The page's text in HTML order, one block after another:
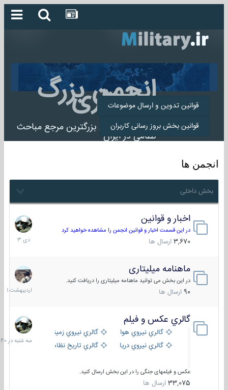
انجمن بزرگ
میلیتاری
انجمن میلیتاری بزرگترین مرجع مباحث
نظامی در ایران
قوانین تدوین و ارسال موضوعات
قوانین بخش بروز رسانی کاربران
انجمن ها
بخش داخلی
اخبار و قوانین
در این قسمت اخبار و قوانین انجمن را مشاهده خواهید کرد
3,670 ارسال ها
22
دی
1403
ماهنامه میلیتاری
در این بخش می توانید ماهنامه میلیتاری را دریافت کنید.
90 ارسال ها
30
1401
گالري عكس و فيلم
گالري نيروي هوايي
گالري نيروي زميني
گالري نيروي دريايي
گالري تاریخ نظامی
عکس و فیلمهای جنگی را در این بخش ارسال کنید.
33,075 ارسال ها
سه
شنبه
در